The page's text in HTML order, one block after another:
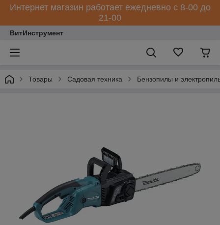
Интернет магазин работает ежедневно с 8-00 до
21-00
ВитИнструмент
Товары Садовая техника Бензопилы и